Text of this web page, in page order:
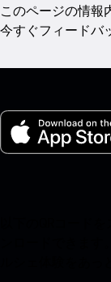
このページの情報
今すぐフィードバ